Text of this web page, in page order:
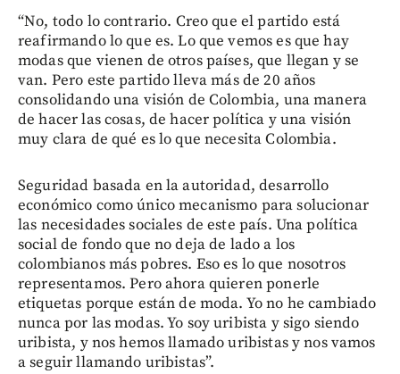
“No, todo lo contrario. Creo que el partido está
reafirmando lo que es. Lo que vemos es que hay
modas que vienen de otros países, que llegan y se
van. Pero este partido lleva más de 20 años
consolidando una visión de Colombia, una manera
de hacer las cosas, de hacer política y una visión
muy clara de qué es lo que necesita Colombia.
Seguridad basada en la autoridad, desarrollo
económico como único mecanismo para solucionar
las necesidades sociales de este país. Una política
social de fondo que no deja de lado a los
colombianos más pobres. Eso es lo que nosotros
representamos. Pero ahora quieren ponerle
etiquetas porque están de moda. Yo no he cambiado
nunca por las modas. Yo soy uribista y sigo siendo
uribista, y nos hemos llamado uribistas y nos vamos
a seguir llamando uribistas”.